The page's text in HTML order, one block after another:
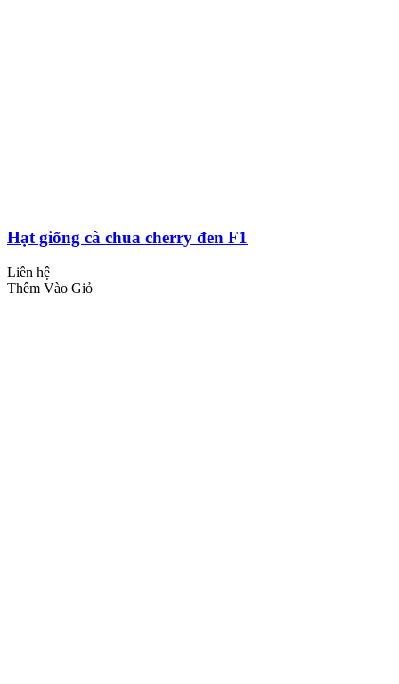
Hạt giống cà chua cherry đen F1
Liên hệ
Thêm Vào Giỏ